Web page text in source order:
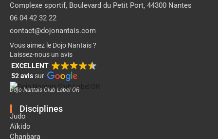
Complexe sportif, Boulevard du Petit Port, 44300 Nantes
06 04 42 32 22
contact@dojonantais.com
Vous aimez le Dojo Nantais ?
Laissez-nous un avis
EXCELLENT
52 avis sur
Dojo Nantais Club Label OR
Disciplines
Judo
Aïkido
Chanbara